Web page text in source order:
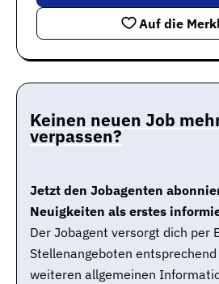
Auf die
Keinen neuen Job
verpassen?
Jetzt den Jobagenten
Neuigkeiten als erstes
Der Jobagent versorgt dich per
Stellenangeboten
weiteren allgemeinen